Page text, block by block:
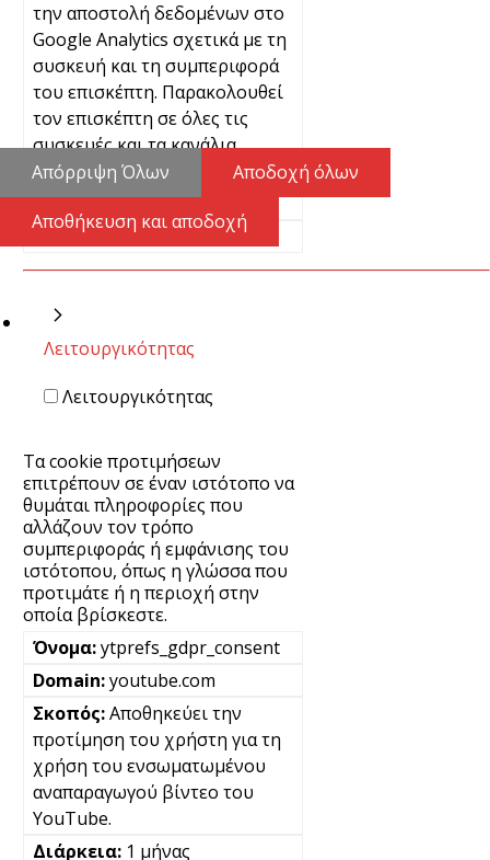
την αποστολή δεδομένων στο
Google Analytics σχετικά με τη
συσκευή και τη συμπεριφορά
του επισκέπτη. Παρακολουθεί
τον επισκέπτη σε όλες τις
συσκευές και τα κανάλια
μάρκετινγκ.
Μόνιμα
Pixel
Λειτουργικότητας
Λειτουργικότητας
Τα cookie προτιμήσεων
επιτρέπουν σε έναν ιστότοπο να
θυμάται πληροφορίες που
αλλάζουν τον τρόπο
συμπεριφοράς ή εμφάνισης του
ιστότοπου, όπως η γλώσσα που
προτιμάτε ή η περιοχή στην
οποία βρίσκεστε.
ytprefs_gdpr_consent
youtube.com
Αποθηκεύει την
προτίμηση του χρήστη για τη
χρήση του ενσωματωμένου
αναπαραγωγού βίντεο του
YouTube.
1 μήνας
Απόρριψη Όλων Αποδοχή όλων
Αποθήκευση και αποδοχή